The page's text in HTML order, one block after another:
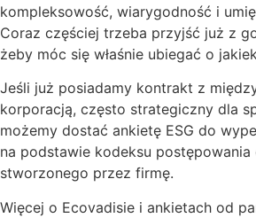
kompleksowość, wiarygodność i
Coraz częściej trzeba przyjść już z
żeby móc się właśnie ubiegać o
Jeśli już posiadamy kontrakt z
korporacją, często strategiczny dla
możemy dostać ankietę ESG do
na podstawie kodeksu
stworzonego przez firmę.
Więcej o Ecovadisie i ankietach od